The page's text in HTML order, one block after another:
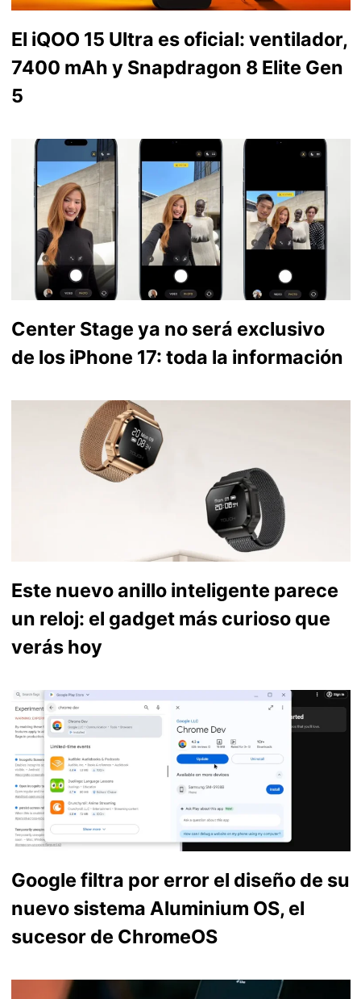
El iQOO 15 Ultra es oficial: ventilador,
7400 mAh y Snapdragon 8 Elite Gen
5
Center Stage ya no será exclusivo
de los iPhone 17: toda la información
Este nuevo anillo inteligente parece
un reloj: el gadget más curioso que
verás hoy
Google filtra por error el diseño de su
nuevo sistema Aluminium OS, el
sucesor de ChromeOS